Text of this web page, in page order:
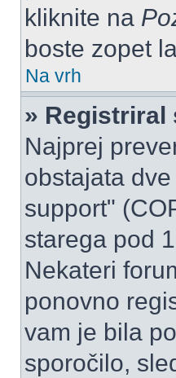
kliknite na
boste zopet
Na vrh
» Registriral
Najprej
obstajata
support"
starega pod
Nekateri
ponovno
vam je bila
sporočilo,